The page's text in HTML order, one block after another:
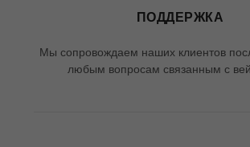
ПОДДЕРЖКА
Мы сопровождаем наших клиентов
любым вопросам связанным с